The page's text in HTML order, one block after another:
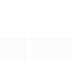
真谛？面对
而，在这个充满意外的
童。退休市文化局干